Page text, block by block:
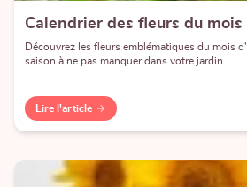
Calendrier des fleurs du mois
Découvrez les fleurs emblématiques du mois
saison à ne pas manquer dans votre jardin.
Lire l'article